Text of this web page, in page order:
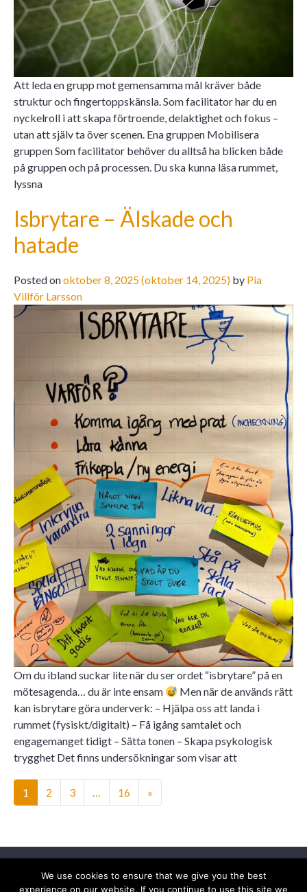
Att leda en grupp mot gemensamma mål kräver både
struktur och fingertoppskänsla. Som facilitator har du en
nyckelroll i att skapa förtroende, delaktighet och fokus –
utan att själv ta över scenen. Ena gruppen Mobilisera
gruppen Som facilitator behöver du alltså ha blicken både
på gruppen och på processen. Du ska kunna läsa rummet,
lyssna
Isbrytare – Älskade och
hatade
Posted onoktober 8, 2025(oktober 14, 2025) by Pia
Villför Larsson
Om du ibland suckar lite när du ser ordet “isbrytare” på en
mötesagenda… du är inte ensam
Men när de används rätt
kan isbrytare göra underverk: – Hjälpa oss att landa i
rummet (fysiskt/digitalt) – Få igång samtalet och
engagemanget tidigt – Sätta tonen – Skapa psykologisk
trygghet Det finns undersökningar som visar att
Posts navigation
1 2 3 … 16 »
info@facilitatorhuset.se
We use cookies to ensure that we give you the best
experience on our website. If you continue to use this site we